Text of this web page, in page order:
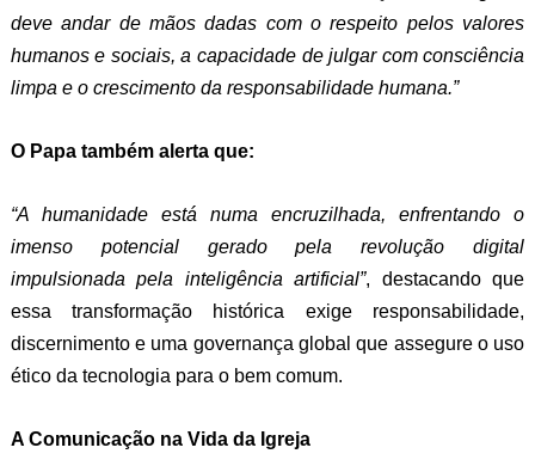
deve andar de mãos dadas com o respeito pelos valores
humanos e sociais, a capacidade de julgar com consciência
limpa e o crescimento da responsabilidade humana.”
O Papa também alerta que:
“A humanidade está numa encruzilhada, enfrentando o
imenso potencial gerado pela revolução digital
impulsionada pela inteligência artificial”, destacando que
essa transformação histórica exige responsabilidade,
discernimento e uma governança global que assegure o uso
ético da tecnologia para o bem comum.
A Comunicação na Vida da Igreja